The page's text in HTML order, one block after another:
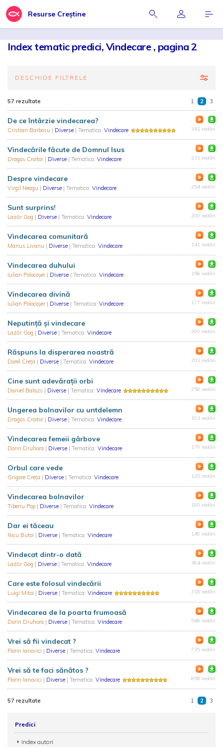
Resurse Creștine
Index tematic predici, Vindecare , pagina 2
DESCHIDE FILTRELE
57 rezultate 1 2 3
De ce întârzie vindecarea?
Cristian Barbosu | Diverse | Tematica: Vindecare 341 redări
Vindecările făcute de Domnul Isus
Dragos Croitor | Diverse | Tematica: Vindecare 231 redări
Despre vindecare
Virgil Neagu | Diverse | Tematica: Vindecare 254 redări
Sunt surprins!
Lazăr Gog | Diverse | Tematica: Vindecare 200 redări
Vindecarea comunitară
Marius Livanu | Diverse | Tematica: Vindecare 141 redări
Vindecarea duhului
Iulian Polocoșer | Diverse | Tematica: Vindecare 156 redări
Vindecarea divină
Iulian Polocoșer | Diverse | Tematica: Vindecare 177 redări
Neputință și vindecare
Lazăr Gog | Diverse | Tematica: Vindecare 209 redări
Răspuns la disperarea noastră
Dorel Creța | Diverse | Tematica: Vindecare 203 redări
Cine sunt adevărații orbi
Daniel Balazs | Diverse | Tematica: Vindecare 250 redări
Ungerea bolnavilor cu untdelemn
Dragos Croitor | Diverse | Tematica: Vindecare 193 redări
Vindecarea femeii gârbove
Dorin Druhora | Diverse | Tematica: Vindecare 179 redări
Orbul care vede
Grigore Creța | Diverse | Tematica: Vindecare 120 redări
Vindecarea bolnavilor
Tiberiu Pop | Diverse | Tematica: Vindecare 190 redări
Dar ei tăceau
Nicu Butoi | Diverse | Tematica: Vindecare 149 redări
Vindecat dintr-o dată
Lazăr Gog | Diverse | Tematica: Vindecare 364 redări
Care este folosul vindecării
Luigi Mitoi | Diverse | Tematica: Vindecare 318 redări
Vindecarea de la poarta frumoasă
Dorin Druhora | Diverse | Tematica: Vindecare 546 redări
Vrei să fii vindecat ?
Florin Ianovici | Diverse | Tematica: Vindecare 735 redări
Vrei să te faci sănătos ?
Florin Ianovici | Diverse | Tematica: Vindecare 858 redări
57 rezultate 1 2 3
Predici
Index autori